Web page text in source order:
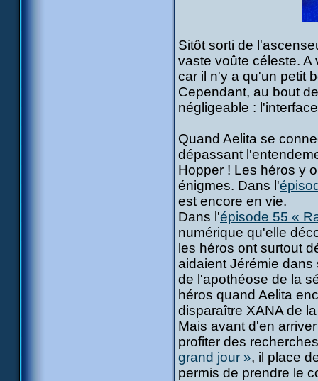
Sitôt sorti de
vaste voûte céleste. A
car il n'y a qu'un petit
Cependant, au bout
négligeable :
Quand Aelita se
dépassant
Hopper ! Les héros y
énigmes. Dans l'
est encore en vie.
Dans l'épisode 55 «
numérique qu'elle
les héros ont surtout
aidaient Jérémie
de l'apothéose de la
héros quand Aelita
disparaître XANA de
Mais avant d'en
profiter des
grand jour », il place
permis de prendre le